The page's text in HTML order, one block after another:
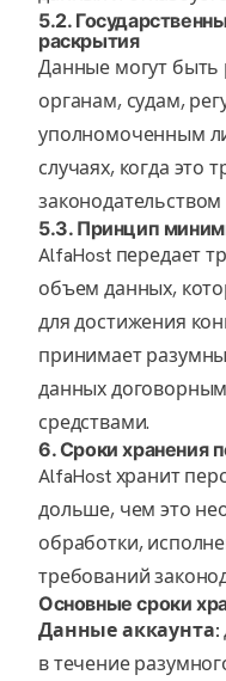
5.2.
раскрытия
Данные могут быть
органам, судам,
уполномоченным
случаях, когда это
5.3. Принцип
AlfaHost передает
объем данных,
для достижения
принимает
данных
средствами.
6. Сроки хранения
AlfaHost хранит
дольше, чем это
обработки,
требований
Основные сроки
Данные аккаунта:
в течение